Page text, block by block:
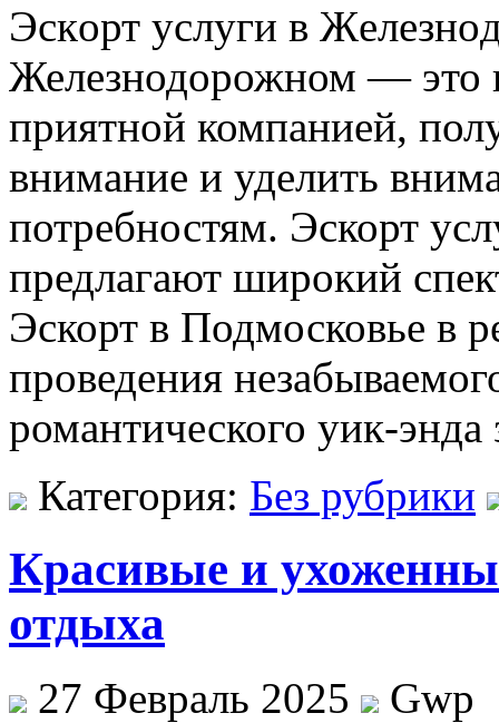
Эскoрт услуги в
Железнодорожном — это
приятной компанией,
внимание и уделить
потребностям. Эскорт
предлагают широкий
Эскорт в Подмосковье в
проведения
романтического уик-
Категория: Без рубрики
Красивые и
отдыха
27 Февраль 2025
Gwp